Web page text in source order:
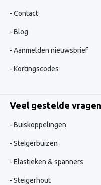
Contact
Blog
Aanmelden nieuwsbrief
Kortingscodes
Veel gestelde vragen
Buiskoppelingen
Steigerbuizen
Elastieken & spanners
Steigerhout